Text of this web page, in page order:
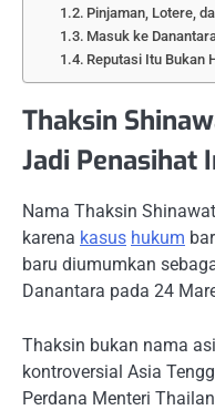
Pinjaman, Lotere,
Masuk ke
Reputasi Itu Bukan
Thaksin
Jadi Penasihat
Nama Thaksin
karena kasus hukum
baru diumumkan
Danantara pada 24
Thaksin bukan nama
kontroversial Asia
Perdana Menteri